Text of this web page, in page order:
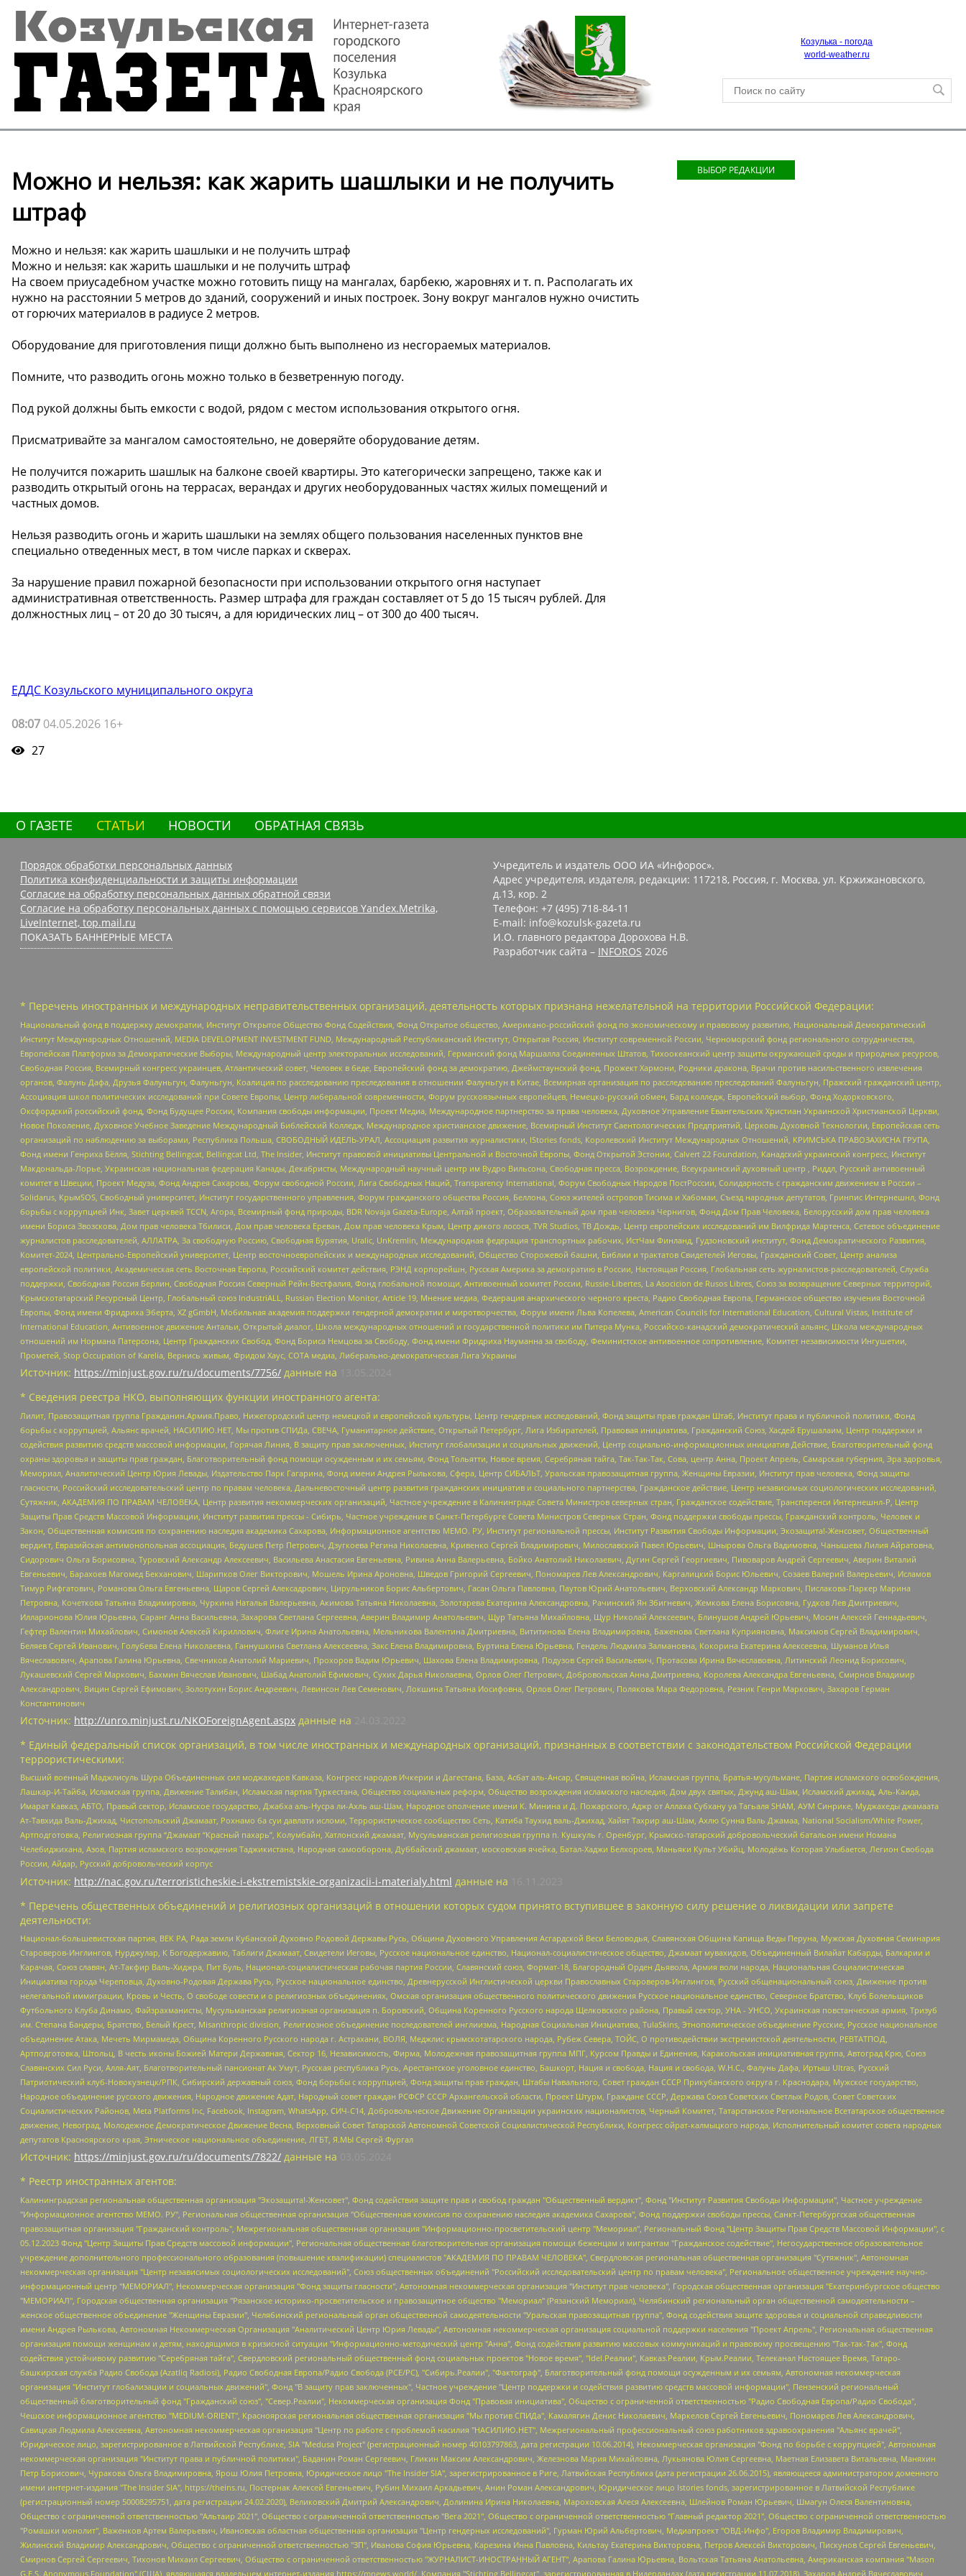
Козулька - погода
world-weather.ru
Можно и нельзя: как жарить шашлыки и не получить
штраф
Можно и нельзя: как жарить шашлыки и не получить штраф
Можно и нельзя: как жарить шашлыки и не получить штраф
На своем приусадебном участке можно готовить пищу на мангалах, барбекю, жаровнях и т. п. Располагать их
нужно на расстоянии 5 метров до зданий, сооружений и иных построек. Зону вокруг мангалов нужно очистить
от горючих материалов в радиусе 2 метров.
Оборудование для приготовления пищи должно быть выполнено из несгораемых материалов.
Помните, что разводить огонь можно только в безветренную погоду.
Под рукой должны быть емкости с водой, рядом с местом использования открытого огня.
Присматривайте за мангалом самостоятельно, не доверяйте оборудование детям.
Не получится пожарить шашлык на балконе своей квартиры. Это категорически запрещено, также как и
разводить открытый огонь на террасах, верандах и других необорудованных частях жилых помещений и
частных домов.
Нельзя разводить огонь и жарить шашлыки на землях общего пользования населенных пунктов вне
специально отведенных мест, в том числе парках и скверах.
За нарушение правил пожарной безопасности при использовании открытого огня наступает
административная ответственность. Размер штрафа для граждан составляет от 5 до 15 тысяч рублей. Для
должностных лиц – от 20 до 30 тысяч, а для юридических лиц – от 300 до 400 тысяч.
ЕДДС Козульского муниципального округа
08:07 04.05.2026 16+
27
ВЫБОР РЕДАКЦИИ
О ГАЗЕТЕ СТАТЬИ НОВОСТИ ОБРАТНАЯ СВЯЗЬ
Порядок обработки персональных данных
Политика конфиденциальности и защиты информации
Согласие на обработку персональных данных обратной связи
Согласие на обработку персональных данных с помощью сервисов Yandex.Metrika,
LiveInternet, top.mail.ru
ПОКАЗАТЬ БАННЕРНЫЕ МЕСТА
Учредитель и издатель ООО ИА «Инфорос».
Адрес учредителя, издателя, редакции: 117218, Россия, г. Москва, ул. Кржижановского,
д.13, кор. 2
Телефон: +7 (495) 718-84-11
E-mail: info@kozulsk-gazeta.ru
И.О. главного редактора Дорохова Н.В.
Разработчик сайта – INFOROS 2026
* Перечень иностранных и международных неправительственных организаций, деятельность которых признана нежелательной на территории Российской Федерации:
Национальный фонд в поддержку демократии, Институт Открытое Общество Фонд Содействия, Фонд Открытое общество, Американо-российский фонд по экономическому и правовому развитию, Национальный Демократический
Институт Международных Отношений, MEDIA DEVELOPMENT INVESTMENT FUND, Международный Республиканский Институт, Открытая Россия, Институт современной России, Черноморский фонд регионального сотрудничества,
Европейская Платформа за Демократические Выборы, Международный центр электоральных исследований, Германский фонд Маршалла Соединенных Штатов, Тихоокеанский центр защиты окружающей среды и природных ресурсов,
Свободная Россия, Всемирный конгресс украинцев, Атлантический совет, Человек в беде, Европейский фонд за демократию, Джеймстаунский фонд, Прожект Хармони, Родники дракона, Врачи против насильственного извлечения
органов, Фалунь Дафа, Друзья Фалуньгун, Фалуньгун, Коалиция по расследованию преследования в отношении Фалуньгун в Китае, Всемирная организация по расследованию преследований Фалуньгун, Пражский гражданский центр,
Ассоциация школ политических исследований при Совете Европы, Центр либеральной современности, Форум русскоязычных европейцев, Немецко-русский обмен, Бард колледж, Европейский выбор, Фонд Ходорковского,
Оксфордский российский фонд, Фонд Будущее России, Компания свободы информации, Проект Медиа, Международное партнерство за права человека, Духовное Управление Евангельских Христиан Украинской Христианской Церкви,
Новое Поколение, Духовное Учебное Заведение Международный Библейский Колледж, Международное христианское движение, Всемирный Институт Саентологических Предприятий, Церковь Духовной Технологии, Европейская сеть
организаций по наблюдению за выборами, Республика Польша, СВОБОДНЫЙ ИДЕЛЬ-УРАЛ, Ассоциация развития журналистики, IStories fonds, Королевский Институт Международных Отношений, КРИМСЬКА ПРАВОЗАХИСНА ГРУПА,
Фонд имени Генриха Бёлля, Stichting Bellingcat, Bellingcat Ltd, The Insider, Институт правовой инициативы Центральной и Восточной Европы, Фонд Открытой Эстонии, Calvert 22 Foundation, Канадский украинский конгресс, Институт
Макдональда-Лорье, Украинская национальная федерация Канады, Декабристы, Международный научный центр им Вудро Вильсона, Свободная пресса, Возрождение, Всеукраинский духовный центр , Риддл, Русский антивоенный
комитет в Швеции, Проект Медуза, Фонд Андрея Сахарова, Форум свободной России, Лига Свободных Наций, Transparеncy International, Форум Свободных Народов ПостРоссии, Солидарность с гражданским движением в России –
Solidarus, КрымSOS, Свободный университет, Институт государственного управления, Форум гражданского общества Россия, Беллона, Союз жителей островов Тисима и Хабомаи, Съезд народных депутатов, Гринпис Интернешнл, Фонд
борьбы с коррупцией Инк, Завет церквей TCCN, Агора, Всемирный фонд природы, BDR Novaja Gazeta-Europe, Алтай проект, Образовательный дом прав человека Чернигов, Фонд Дом Прав Человека, Белорусский дом прав человека
имени Бориса Звозскова, Дом прав человека Тбилиси, Дом прав человека Ереван, Дом прав человека Крым, Центр дикого лосося, TVR Studios, ТВ Дождь, Центр европейских исследований им Вилфрида Мартенса, Сетевое объединение
журналистов расследователей, АЛЛАТРА, За свободную Россию, Свободная Бурятия, Uralic, UnKremlin, Международная федерация транспортных рабочих, ИстЧам Финланд, Гудзоновский институт, Фонд Демократического Развития,
Комитет-2024, Центрально-Европейский университет, Центр восточноевропейских и международных исследований, Общество Сторожевой башни, Библии и трактатов Свидетелей Иеговы, Гражданский Совет, Центр анализа
европейской политики, Академическая сеть Восточная Европа, Российский комитет действия, РЭНД корпорейшн, Русская Америка за демократию в России, Настоящая Россия, Глобальная сеть журналистов-расследователей, Служба
поддержки, Свободная Россия Берлин, Свободная Россия Северный Рейн-Вестфалия, Фонд глобальной помощи, Антивоенный комитет России, Russie-Libertes, La Asocicion de Rusos Libres, Союз за возвращение Северных территорий,
Крымскотатарский Ресурсный Центр, Глобальный союз IndustriALL, Russian Election Monitor, Article 19, Мнение медиа, Федерация анархического черного креста, Радио Свободная Европа, Германское общество изучения Восточной
Европы, Фонд имени Фридриха Эберта, XZ gGmbH, Мобильная академия поддержки гендерной демократии и миротворчества, Форум имени Льва Копелева, American Councils for International Education, Cultural Vistas, Institute of
International Education, Антивоенное движение Антальи, Открытый диалог, Школа международных отношений и государственной политики им Питера Мунка, Российско-канадский демократический альянс, Школа международных
отношений им Нормана Патерсона, Центр Гражданских Свобод, Фонд Бориса Немцова за Свободу, Фонд имени Фридриха Науманна за свободу, Феминистское антивоенное сопротивление, Комитет независимости Ингушетии,
Прометей, Stop Occupation of Karelia, Вернись живым, Фридом Хаус, СОТА медиа, Либерально-демократическая Лига Украины
Источник: https://minjust.gov.ru/ru/documents/7756/ данные на
* Сведения реестра НКО, выполняющих функции иностранного агента:
Лилит, Правозащитная группа Гражданин.Армия.Право, Нижегородский центр немецкой и европейской культуры, Центр гендерных исследований, Фонд защиты прав граждан Штаб, Институт права и публичной политики, Фонд
борьбы с коррупцией, Альянс врачей, НАСИЛИЮ.НЕТ, Мы против СПИДа, СВЕЧА, Гуманитарное действие, Открытый Петербург, Лига Избирателей, Правовая инициатива, Гражданский Союз, Хасдей Ерушалаим, Центр поддержки и
содействия развитию средств массовой информации, Горячая Линия, В защиту прав заключенных, Институт глобализации и социальных движений, Центр социально-информационных инициатив Действие, Благотворительный фонд
охраны здоровья и защиты прав граждан, Благотворительный фонд помощи осужденным и их семьям, Фонд Тольятти, Новое время, Серебряная тайга, Так-Так-Так, Сова, центр Анна, Проект Апрель, Самарская губерния, Эра здоровья,
Мемориал, Аналитический Центр Юрия Левады, Издательство Парк Гагарина, Фонд имени Андрея Рылькова, Сфера, Центр СИБАЛЬТ, Уральская правозащитная группа, Женщины Евразии, Институт прав человека, Фонд защиты
гласности, Российский исследовательский центр по правам человека, Дальневосточный центр развития гражданских инициатив и социального партнерства, Гражданское действие, Центр независимых социологических исследований,
Сутяжник, АКАДЕМИЯ ПО ПРАВАМ ЧЕЛОВЕКА, Центр развития некоммерческих организаций, Частное учреждение в Калининграде Совета Министров северных стран, Гражданское содействие, Трансперенси Интернешнл-Р, Центр
Защиты Прав Средств Массовой Информации, Институт развития прессы - Сибирь, Частное учреждение в Санкт-Петербурге Совета Министров Северных Стран, Фонд поддержки свободы прессы, Гражданский контроль, Человек и
Закон, Общественная комиссия по сохранению наследия академика Сахарова, Информационное агентство МЕМО. РУ, Институт региональной прессы, Институт Развития Свободы Информации, Экозащита!-Женсовет, Общественный
вердикт, Евразийская антимонопольная ассоциация, Бедушев Петр Петрович, Дзугкоева Регина Николаевна, Кривенко Сергей Владимирович, Милославский Павел Юрьевич, Шнырова Ольга Вадимовна, Чанышева Лилия Айратовна,
Сидорович Ольга Борисовна, Туровский Александр Алексеевич, Васильева Анастасия Евгеньевна, Ривина Анна Валерьевна, Бойко Анатолий Николаевич, Дугин Сергей Георгиевич, Пивоваров Андрей Сергеевич, Аверин Виталий
Евгеньевич, Барахоев Магомед Бекханович, Шарипков Олег Викторович, Мошель Ирина Ароновна, Шведов Григорий Сергеевич, Пономарев Лев Александрович, Каргалицкий Борис Юльевич, Созаев Валерий Валерьевич, Исламов
Тимур Рифгатович, Романова Ольга Евгеньевна, Щаров Сергей Алексадрович, Цирульников Борис Альбертович, Гасан Ольга Павловна, Паутов Юрий Анатольевич, Верховский Александр Маркович, Пислакова-Паркер Марина
Петровна, Кочеткова Татьяна Владимировна, Чуркина Наталья Валерьевна, Акимова Татьяна Николаевна, Золотарева Екатерина Александровна, Рачинский Ян Збигневич, Жемкова Елена Борисовна, Гудков Лев Дмитриевич,
Илларионова Юлия Юрьевна, Саранг Анна Васильевна, Захарова Светлана Сергеевна, Аверин Владимир Анатольевич, Щур Татьяна Михайловна, Щур Николай Алексеевич, Блинушов Андрей Юрьевич, Мосин Алексей Геннадьевич,
Гефтер Валентин Михайлович, Симонов Алексей Кириллович, Флиге Ирина Анатольевна, Мельникова Валентина Дмитриевна, Вититинова Елена Владимировна, Баженова Светлана Куприяновна, Максимов Сергей Владимирович,
Беляев Сергей Иванович, Голубева Елена Николаевна, Ганнушкина Светлана Алексеевна, Закс Елена Владимировна, Буртина Елена Юрьевна, Гендель Людмила Залмановна, Кокорина Екатерина Алексеевна, Шуманов Илья
Вячеславович, Арапова Галина Юрьевна, Свечников Анатолий Мариевич, Прохоров Вадим Юрьевич, Шахова Елена Владимировна, Подузов Сергей Васильевич, Протасова Ирина Вячеславовна, Литинский Леонид Борисович,
Лукашевский Сергей Маркович, Бахмин Вячеслав Иванович, Шабад Анатолий Ефимович, Сухих Дарья Николаевна, Орлов Олег Петрович, Добровольская Анна Дмитриевна, Королева Александра Евгеньевна, Смирнов Владимир
Александрович, Вицин Сергей Ефимович, Золотухин Борис Андреевич, Левинсон Лев Семенович, Локшина Татьяна Иосифовна, Орлов Олег Петрович, Полякова Мара Федоровна, Резник Генри Маркович, Захаров Герман
Константинович
Источник: http://unro.minjust.ru/NKOForeignAgent.aspx данные на
* Единый федеральный список организаций, в том числе иностранных и международных организаций, признанных в соответствии с законодательством Российской Федерации
террористическими:
Высший военный Маджлисуль Шура Объединенных сил моджахедов Кавказа, Конгресс народов Ичкерии и Дагестана, База, Асбат аль-Ансар, Священная война, Исламская группа, Братья-мусульмане, Партия исламского освобождения,
Лашкар-И-Тайба, Исламская группа, Движение Талибан, Исламская партия Туркестана, Общество социальных реформ, Общество возрождения исламского наследия, Дом двух святых, Джунд аш-Шам, Исламский джихад, Аль-Каида,
Имарат Кавказ, АБТО, Правый сектор, Исламское государство, Джабха аль-Нусра ли-Ахль аш-Шам, Народное ополчение имени К. Минина и Д. Пожарского, Аджр от Аллаха Субхану уа Тагьаля SHAM, АУМ Синрике, Муджахеды джамаата
Ат-Тавхида Валь-Джихад, Чистопольский Джамаат, Рохнамо ба суи давлати исломи, Террористическое сообщество Сеть, Катиба Таухид валь-Джихад, Хайят Тахрир аш-Шам, Ахлю Сунна Валь Джамаа, National Socialism/White Power,
Артподготовка, Религиозная группа “Джамаат “Красный пахарь”, Колумбайн, Хатлонский джамаат, Мусульманская религиозная группа п. Кушкуль г. Оренбург, Крымско-татарский добровольческий батальон имени Номана
Челебиджихана, Азов, Партия исламского возрождения Таджикистана, Народная самооборона, Дуббайский джамаат, московская ячейка, Батал-Хаджи Белхороев, Маньяки Культ Убийц, Молодёжь Которая Улыбается, Легион Свобода
России, Айдар, Русский добровольческий корпус
Источник: http://nac.gov.ru/terroristicheskie-i-ekstremistskie-organizacii-i-materialy.html данные на
* Перечень общественных объединений и религиозных организаций в отношении которых судом принято вступившее в законную силу решение о ликвидации или запрете
деятельности:
Национал-большевистская партия, ВЕК РА, Рада земли Кубанской Духовно Родовой Державы Русь, Община Духовного Управления Асгардской Веси Беловодья, Славянская Община Капища Веды Перуна, Мужская Духовная Семинария
Староверов-Инглингов, Нурджулар, К Богодержавию, Таблиги Джамаат, Свидетели Иеговы, Русское национальное единство, Национал-социалистическое общество, Джамаат мувахидов, Объединенный Вилайат Кабарды, Балкарии и
Карачая, Союз славян, Ат-Такфир Валь-Хиджра, Пит Буль, Национал-социалистическая рабочая партия России, Славянский союз, Формат-18, Благородный Орден Дьявола, Армия воли народа, Национальная Социалистическая
Инициатива города Череповца, Духовно-Родовая Держава Русь, Русское национальное единство, Древнерусской Инглистической церкви Православных Староверов-Инглингов, Русский общенациональный союз, Движение против
нелегальной иммиграции, Кровь и Честь, О свободе совести и о религиозных объединениях, Омская организация общественного политического движения Русское национальное единство, Северное Братство, Клуб Болельщиков
Футбольного Клуба Динамо, Файзрахманисты, Мусульманская религиозная организация п. Боровский, Община Коренного Русского народа Щелковского района, Правый сектор, УНА - УНСО, Украинская повстанческая армия, Тризуб
им. Степана Бандеры, Братство, Белый Крест, Misanthropic division, Религиозное объединение последователей инглиизма, Народная Социальная Инициатива, TulaSkins, Этнополитическое объединение Русские, Русское национальное
объединение Атака, Мечеть Мирмамеда, Община Коренного Русского народа г. Астрахани, ВОЛЯ, Меджлис крымскотатарского народа, Рубеж Севера, ТОЙС, О противодействии экстремистской деятельности, РЕВТАТПОД,
Артподготовка, Штольц, В честь иконы Божией Матери Державная, Сектор 16, Независимость, Фирма, Молодежная правозащитная группа МПГ, Курсом Правды и Единения, Каракольская инициативная группа, Автоград Крю, Союз
Славянских Сил Руси, Алля-Аят, Благотворительный пансионат Ак Умут, Русская республика Русь, Арестантское уголовное единство, Башкорт, Нация и свобода, Нация и свобода, W.H.С., Фалунь Дафа, Иртыш Ultras, Русский
Патриотический клуб-Новокузнецк/РПК, Сибирский державный союз, Фонд борьбы с коррупцией, Фонд защиты прав граждан, Штабы Навального, Совет граждан СССР Прикубанского округа г. Краснодара, Мужское государство,
Народное объединение русского движения, Народное движение Адат, Народный совет граждан РСФСР СССР Архангельской области, Проект Штурм, Граждане СССР, Держава Союз Советских Светлых Родов, Совет Советских
Социалистических Районов, Meta Platforms Inc, Facebook, Instagram, WhatsApp, СИЧ-С14, Добровольческое Движение Организации украинских националистов, Черный Комитет, Татарстанское Региональное Всетатарское общественное
движение, Невоград, Молодежное Демократическое Движение Весна, Верховный Совет Татарской Автономной Советской Социалистической Республики, Конгресс ойрат-калмыцкого народа, Исполнительный комитет совета народных
депутатов Красноярского края, Этническое национальное объединение, ЛГБТ, Я.МЫ Сергей Фургал
Источник: https://minjust.gov.ru/ru/documents/7822/ данные на
* Реестр иностранных агентов:
Калининградская региональная общественная организация "Экозащита!-Женсовет", Фонд содействия защите прав и свобод граждан "Общественный вердикт", Фонд "Институт Развития Свободы Информации", Частное учреждение "Информационное агентство МЕМО. РУ", Региональная общественная организация "Общественная комиссия по сохранению наследия академика Сахарова", Фонд поддержки свободы прессы, Санкт-Петербургская общественная правозащитная организация "Гражданский контроль", Межрегиональная общественная организация "Информационно-просветительский центр "Мемориал", Региональный Фонд "Центр Защиты Прав Средств Массовой Информации", с 05.12.2023 Фонд "Центр Защиты Прав Средств массовой информации", Региональная общественная благотворительная организация помощи беженцам и мигрантам "Гражданское содействие", Негосударственное образовательное учреждение дополнительного профессионального образования (повышение квалификации) специалистов "АКАДЕМИЯ ПО ПРАВАМ ЧЕЛОВЕКА", Свердловская региональная общественная организация "Сутяжник", Автономная некоммерческая организация "Центр независимых социологических исследований", Союз общественных объединений "Российский исследовательский центр по правам человека", Региональное общественное учреждение научно-информационный центр "МЕМОРИАЛ", Некоммерческая организация "Фонд защиты гласности", Автономная некоммерческая организация "Институт прав человека", Городская общественная организация "Екатеринбургское общество "МЕМОРИАЛ", Городская общественная организация "Рязанское историко-просветительское и правозащитное общество "Мемориал" (Рязанский Мемориал), Челябинский региональный орган общественной самодеятельности – женское общественное объединение "Женщины Евразии", Челябинский региональный орган общественной самодеятельности "Уральская правозащитная группа", Фонд содействия защите здоровья и социальной справедливости имени Андрея Рылькова, Автономная Некоммерческая Организация "Аналитический Центр Юрия Левады", Автономная некоммерческая организация социальной поддержки населения "Проект Апрель", Региональная общественная организация помощи женщинам и детям, находящимся в кризисной ситуации "Информационно-методический центр "Анна", Фонд содействия развитию массовых коммуникаций и правовому просвещению "Так-так-Так", Фонд содействия устойчивому развитию "Серебряная тайга", Свердловский региональный общественный фонд социальных проектов "Новое время", "Idel.Реалии", Кавказ.Реалии, Крым.Реалии, Телеканал Настоящее Время, Татаро-башкирская служба Радио Свобода (Azatliq Radiosi), Радио Свободная Европа/Радио Свобода (PCE/PC), "Сибирь.Реалии", "Фактограф", Благотворительный фонд помощи осужденным и их семьям, Автономная некоммерческая организация "Институт глобализации и социальных движений", Фонд "В защиту прав заключенных", Частное учреждение "Центр поддержки и содействия развитию средств массовой информации", Пензенский региональный общественный благотворительный фонд "Гражданский союз", "Север.Реалии", Некоммерческая организация Фонд "Правовая инициатива", Общество с ограниченной ответственностью "Радио Свободная Европа/Радио Свобода", Чешское информационное агентство "MEDIUM-ORIENT", Красноярская региональная общественная организация "Мы против СПИДа", Камалягин Денис Николаевич, Маркелов Сергей Евгеньевич, Пономарев Лев Александрович, Савицкая Людмила Алексеевна, Автономная некоммерческая организация "Центр по работе с проблемой насилия "НАСИЛИЮ.НЕТ", Межрегиональный профессиональный союз работников здравоохранения "Альянс врачей", Юридическое лицо, зарегистрированное в Латвийской Республике, SIA "Medusa Project" (регистрационный номер 40103797863, дата регистрации 10.06.2014), Некоммерческая организация "Фонд по борьбе с коррупцией", Автономная некоммерческая организация "Институт права и публичной политики", Баданин Роман Сергеевич, Гликин Максим Александрович, Железнова Мария Михайловна, Лукьянова Юлия Сергеевна, Маетная Елизавета Витальевна, Маняхин Петр Борисович, Чуракова Ольга Владимировна, Ярош Юлия Петровна, Юридическое лицо "The Insider SIA", зарегистрированное в Риге, Латвийская Республика (дата регистрации 26.06.2015), являющееся администратором доменного имени интернет-издания "The Insider SIA", https://theins.ru, Постернак Алексей Евгеньевич, Рубин Михаил Аркадьевич, Анин Роман Александрович, Юридическое лицо Istories fonds, зарегистрированное в Латвийской Республике (регистрационный номер 50008295751, дата регистрации 24.02.2020), Великовский Дмитрий Александрович, Долинина Ирина Николаевна, Мароховская Алеся Алексеевна, Шлейнов Роман Юрьевич, Шмагун Олеся Валентиновна, Общество с ограниченной ответственностью "Альтаир 2021", Общество с ограниченной ответственностью "Вега 2021", Общество с ограниченной ответственностью "Главный редактор 2021", Общество с ограниченной ответственностью "Ромашки монолит", Важенков Артем Валерьевич, Ивановская областная общественная организация "Центр гендерных исследований", Гурман Юрий Альбертович, Медиапроект "ОВД-Инфо", Егоров Владимир Владимирович, Жилинский Владимир Александрович, Общество с ограниченной ответственностью "ЗП", Иванова София Юрьевна, Карезина Инна Павловна, Кильтау Екатерина Викторовна, Петров Алексей Викторович, Пискунов Сергей Евгеньевич, Смирнов Сергей Сергеевич, Тихонов Михаил Сергеевич, Общество с ограниченной ответственностью "ЖУРНАЛИСТ-ИНОСТРАННЫЙ АГЕНТ", Арапова Галина Юрьевна, Вольтская Татьяна Анатольевна, Американская компания "Mason G.E.S. Anonymous Foundation" (США), являющаяся владельцем интернет-издания https://mnews.world/, Компания "Stichting Bellingcat", зарегистрированная в Нидерландах (дата регистрации 11.07.2018), Захаров Андрей Вячеславович, Клепиковская Екатерина Дмитриевна, Общество с ограниченной ответственностью "МЕМО", Перл Роман Александрович, Симонов Евгений Алексеевич, Соловьева Елена Анатольевна, Сотников Даниил Владимирович, Сурначева Елизавета Дмитриевна, Автономная некоммерческая организация по защите прав человека и информированию населения "Якутия – Наше Мнение", Общество с ограниченной ответственностью "Москоу диджитал медиа", с 26.01.2023 Общество с ограниченной ответственностью "Чайка Белые сады", Ветошкина Валерия Валерьевна, Заговора Максим Александрович, Межрегиональное общественное движение "Российская ЛГБТ - сеть", Оленичев Максим Владимирович, Павлов Иван Юрьевич, Скворцова Елена Сергеевна, Общество с ограниченной ответственностью "Как бы инагент", Кочетков Игорь Викторович, Общество с ограниченной ответственностью "Честные выборы", Еланчик Олег Александрович, Общество с ограниченной ответственностью "Нобелевский призыв", Гималова Регина Эмилевна, Григорьев Андрей Валерьевич, Григорьева Алина Александровна, Ассоциация по содействию защите прав призывников, альтернативнослужащих и военнослужащих "Правозащитная группа "Гражданин.Армия.Право", Хисамова Регина Фаритовна, Автономная некоммерческая организация по реализации социально-правовых программ "Лилит", Дальневосточное общественное движение "Маяк", Санкт-Петербургская ЛГБТ-инициативная группа "Выход", Инициативная группа ЛГБТ+ "Реверс", Алексеев Андрей Викторович, Бекбулатова Таисия Львовна, Беляев Иван Михайлович, Владыкина Елена Сергеевна, Гельман Марат Александрович, Никульшина Вероника Юрьевна, Толоконникова Надежда Андреевна, Шендерович Виктор Анатольевич, Общество с ограниченной ответственностью "Данное сообщение", Общество с ограниченной ответственностью Издательский дом "Новая глава", Айнбиндер Александра Александровна, Московский комьюнити-центр для ЛГБТ+инициатив, Благотворительный фонд развития филантропии, Deutsche Welle (Германия, Kurt-Schumacher-Strasse 3, 53113 Bonn), Борзунова Мария Михайловна, Воробьев Виктор Викторович, Голубева Анна Львовна, Константинова Алла Михайловна, Малкова Ирина Владимировна, Мурадов Мурад Абдулгалимович, Осетинская Елизавета Николаевна, Понасенков Евгений Николаевич, Ганапольский Матвей Юрьевич, Киселев Евгений Алексеевич, Борухович Ирина Григорьевна, Дремин Иван Тимофеевич, Дубровский Дмитрий Викторович, Красноярская региональная общественная организация поддержки и развития альтернативных образовательных технологий и межкультурных коммуникаций "ИНТЕРРА", Маяковская Екатерина Алексеевна, Фейгин Марк Захарович, Филимонов Андрей Викторович, Дзугкоева Регина Николаевна, Доброхотов Роман Александрович, Дудь Юрий Александрович, Елкин Сергей Владимирович, Кругликов Кирилл Игоревич, Сабунаева Мария Леонидовна, Семенов Алексей Владимирович, Шаинян Карен Багратович, Шульман Екатерина Михайловна, Асафьев Артур Валерьевич, Вахштайн Виктор Семенович, Венедиктов Алексей Алексеевич, Лушникова Екатерина Евгеньевна, Волков Леонид Михайлович, Невзоров Александр Глебович, Пархоменко Сергей Борисович, Сироткин Ярослав Николаевич, Кара-Мурза Владимир Владимирович, Баранова Наталья Владимировна, Гозман Леонид Яковлевич, Кагарлицкий Борис Юльевич, Климарев Михаил Валерьевич, Милов Владимир Станиславович, Автономная некоммерческая организация Краснодарский центр современного искусства "Типография", Моргенштерн Алишер Тагирович, Соболь Любовь Эдуардовна, Общество с ограниченной ответственностью "ЛИЗА НОРМ", Каспаров Гарри Кимович, Ходорковский Михаил Борисович, Общество с ограниченной ответственностью "Апрельские тезисы", Данилович Ирина Брониславовна, Кашин Олег Владимирович, Петров Николай Владимирович, Пивоваров Алексей Владимирович, Соколов Михаил Владимирович, Цветкова Юлия Владимировна, Чичваркин Евгений Александрович, Комитет против пыток/Команда против пыток, Общество с ограниченной ответственностью "Первый научный", Общество с ограниченной ответственностью "Вертолет и ко", Белоцерковская Вероника Борисовна, Кац Максим Евгеньевич, Лазарева Татьяна Юрьевна, Шаведдинов Руслан Табризович, Яшин Илья Валерьевич, Общество с ограниченной ответственностью "Иноагент ААВ", Алешковский Дмитрий Петрович, Альбац Евгения Марковна, Быков Дмитрий Львович, Галямина Юлия Евгеньевна, Лойко Сергей Леонидович, Мартынов Кирилл Константинович, Медведев Сергей Александрович, Крашенинников Федор Геннадиевич, Гордеева Катерина Вл